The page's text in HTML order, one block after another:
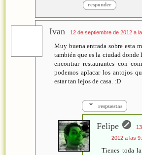
responder
Ivan 12 de septiembre de 2012 a
Muy buena entrada sobre esta
también que es la ciudad donde
encontrar restaurantes con
podemos aplacar los antojos
estar tan lejos de casa. :D
respuestas
Felipe
2012 a las
Tienes toda